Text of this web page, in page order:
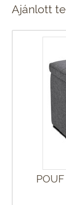
Ajánlott